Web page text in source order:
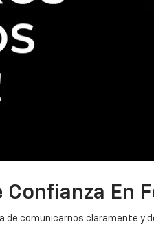
En
de comunicarnos claramente